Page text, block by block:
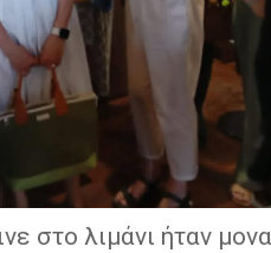
στο λιμάνι ήταν